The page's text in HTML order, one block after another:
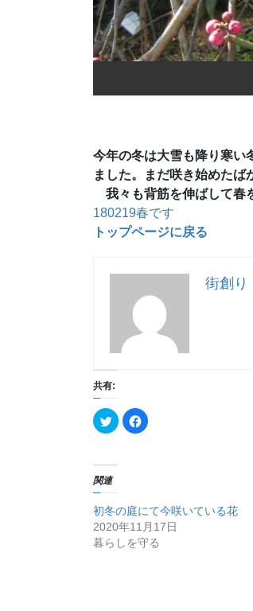
今年の冬は大雪も降り寒い
ました。まだ咲き始めたば
我々も背筋を伸ばして春
180219春です
トップページに戻る
街創り
共有:
ク
リ
て
T
i
t
e
r
で
共
F
a
有
す
る
に
は
関連
初冬の庭にて今咲いている花
2020年11月17日
暮らしを守る